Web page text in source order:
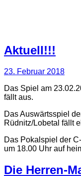
Aktuell!!!
23. Februar 2018
Das Spiel am
fällt aus.
Das Auswärtsspiel
Rüdnitz/Lobetal fällt
Das Pokalspiel der
um 18.00 Uhr auf
Die Herren-